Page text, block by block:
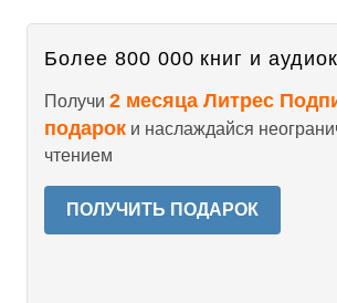
Более 800 000 книг и
Получи 2 месяца Литрес
подарок и наслаждайся
чтением
ПОЛУЧИТЬ ПОДАРОК